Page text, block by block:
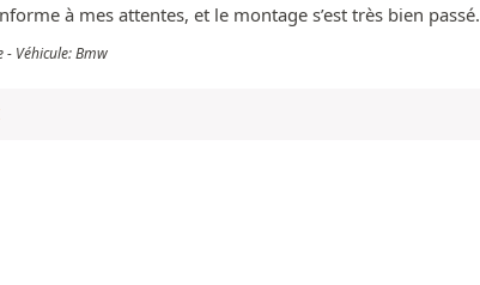
à mes attentes, et le montage s’est très bien passé.
- Véhicule: Bmw